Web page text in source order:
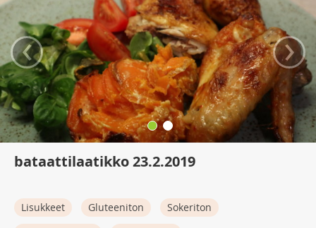
‹ ›
bataattilaatikko 23.2.2019
Lisukkeet Gluteeniton
Sokeriton